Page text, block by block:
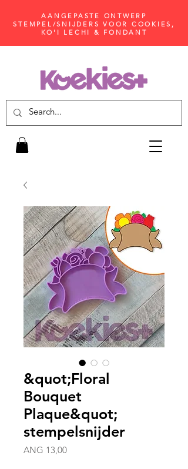
AANGEPASTE ONTWERP
STEMPEL/SNIJDERS VOOR COOKIES,
KO'I LECHI & FONDANT
&quot;Floral
Bouquet
Plaque&quot;
stempelsnijder
ANG 13,00Prijs